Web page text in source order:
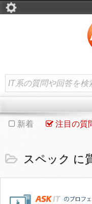
新着 注目の質
スペック に